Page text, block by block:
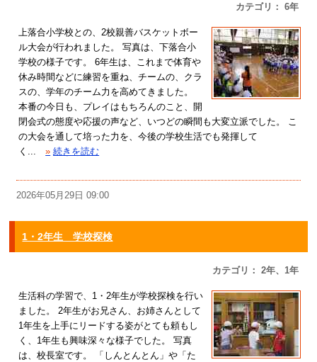
カテゴリ： 6年
上落合小学校との、2校親善バスケットボー
ル大会が行われました。 写真は、下落合小
学校の様子です。 6年生は、これまで体育や
休み時間などに練習を重ね、チームの、クラ
スの、学年のチーム力を高めてきました。
本番の今日も、プレイはもちろんのこと、開
閉会式の態度や応援の声など、いつどの瞬間も大変立派でした。 こ
の大会を通して培った力を、今後の学校生活でも発揮して
く...
» 続きを読む
2026年05月29日 09:00
1・2年生 学校探検
カテゴリ： 2年、1年
生活科の学習で、1・2年生が学校探検を行い
ました。 2年生がお兄さん、お姉さんとして
1年生を上手にリードする姿がとても頼もし
く、1年生も興味深々な様子でした。 写真
は、校長室です。 「しんとんとん」や「た